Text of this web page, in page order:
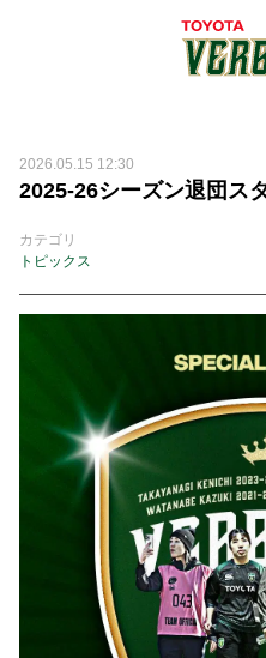
2026.05.15 12:30
2025-26シーズン退団ス
カテゴリ
トピックス